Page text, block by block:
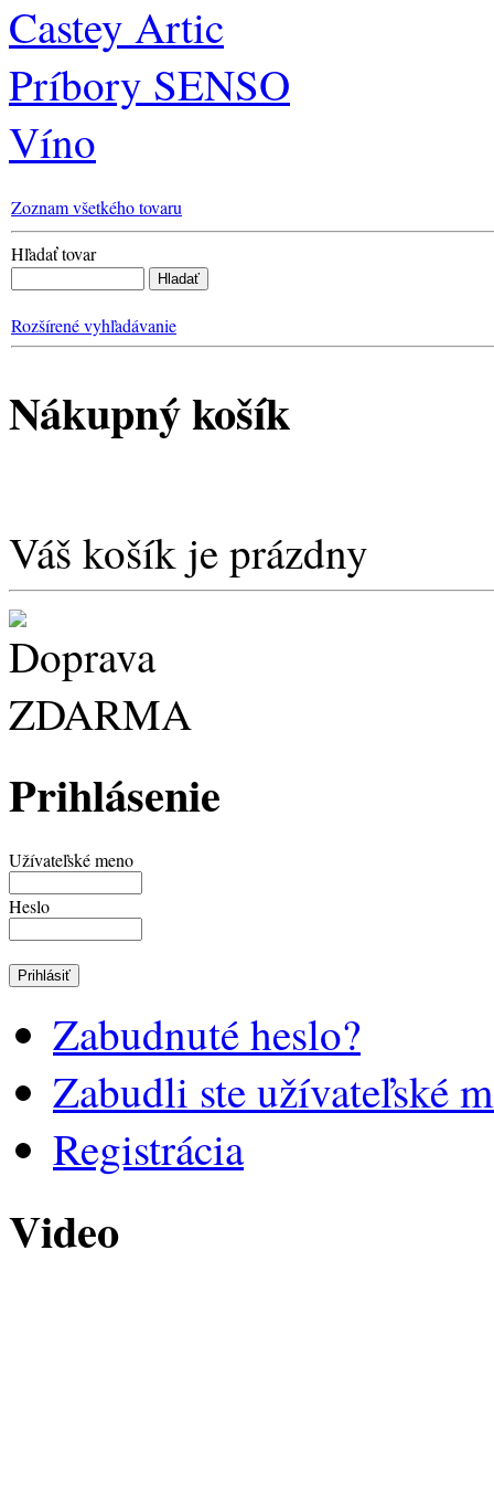
Castey Artic
Príbory SENSO
Víno
Zoznam všetkého tovaru
Hľadať tovar
Rozšírené vyhľadávanie
Nákupný košík
Váš košík je prázdny
Prihlásenie
Užívateľské meno
Heslo
Zabudnuté heslo?
Zabudli ste užívateľské
Registrácia
Video